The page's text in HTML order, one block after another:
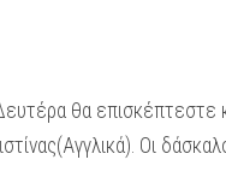
θα επισκέπτεστε
Οι